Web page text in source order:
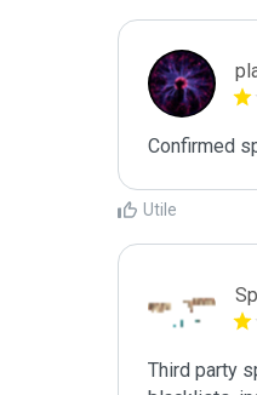
Confirmed
Utile
Third party